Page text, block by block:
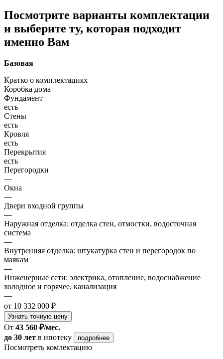
Посмотрите варианты комплектации
и выберите ту, которая подходит
именно Вам
Базовая
Кратко о комплектациях
Коробка дома
Фундамент
есть
Стены
есть
Кровля
есть
Перекрытия
есть
Перегородки
—
Окна
—
Двери входной группы
—
Наружная отделка: отделка стен, отмостки, водосточная
система
—
Внутренняя отделка: штукатурка стен и перегородок по
маякам
—
Инженерные сети: электрика, отопление, водоснабжение
холодное и горячее, канализация
—
от 10 332 000 ₽
Узнать точную цену
От 43 560 ₽/мес.
до 30 лет в ипотеку подробнее
Посмотреть комлектацию